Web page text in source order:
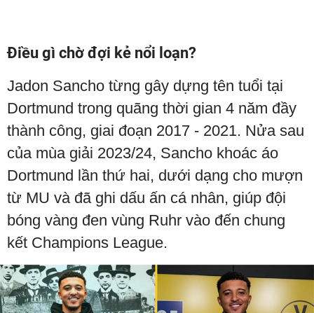
Điều gì chờ đợi kẻ nổi loạn?
Jadon Sancho từng gây dựng tên tuổi tại
Dortmund trong quãng thời gian 4 năm đầy
thành công, giai đoạn 2017 - 2021. Nửa sau
của mùa giải 2023/24, Sancho khoác áo
Dortmund lần thứ hai, dưới dạng cho mượn
từ MU và đã ghi dấu ấn cá nhân, giúp đội
bóng vàng đen vùng Ruhr vào đến chung
kết Champions League.